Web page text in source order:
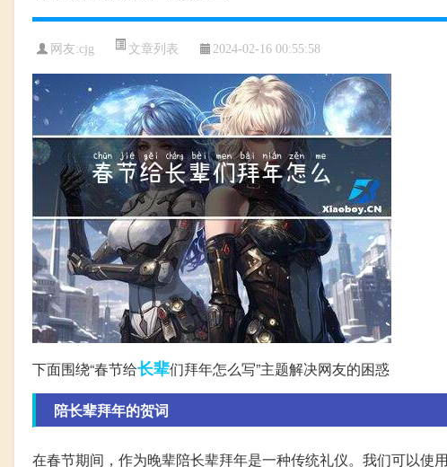
网友:cjg 文章列表 2024-02-16 00:55:58
下面围绕“春节给长辈们拜年怎么写”主题解决网友的困惑
陪长辈拜年的贺词
在春节期间，作为晚辈陪长辈拜年是一种传统礼仪。我们可以